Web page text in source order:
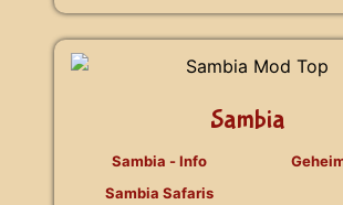
Sambia
Sambia - Info
Sambia Safaris